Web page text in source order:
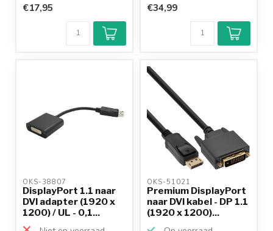
€17,95 €34,99
OKS-38807
DisplayPort 1.1 naar
DVI adapter (1920 x
1200) / UL - 0,1...
OKS-51021
Premium DisplayPort
naar DVI kabel - DP 1.1
(1920 x 1200)...